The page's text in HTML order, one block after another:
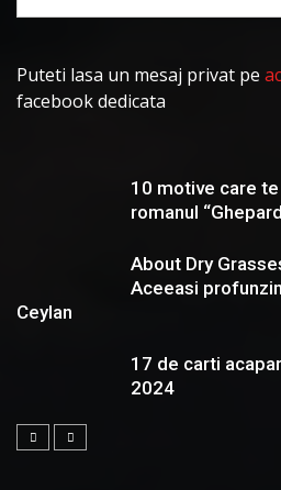
Puteti lasa un mesaj privat pe
facebook dedicata
10 motive care
romanul
About Dry
Aceeasi
Ceylan
17 de carti
2024